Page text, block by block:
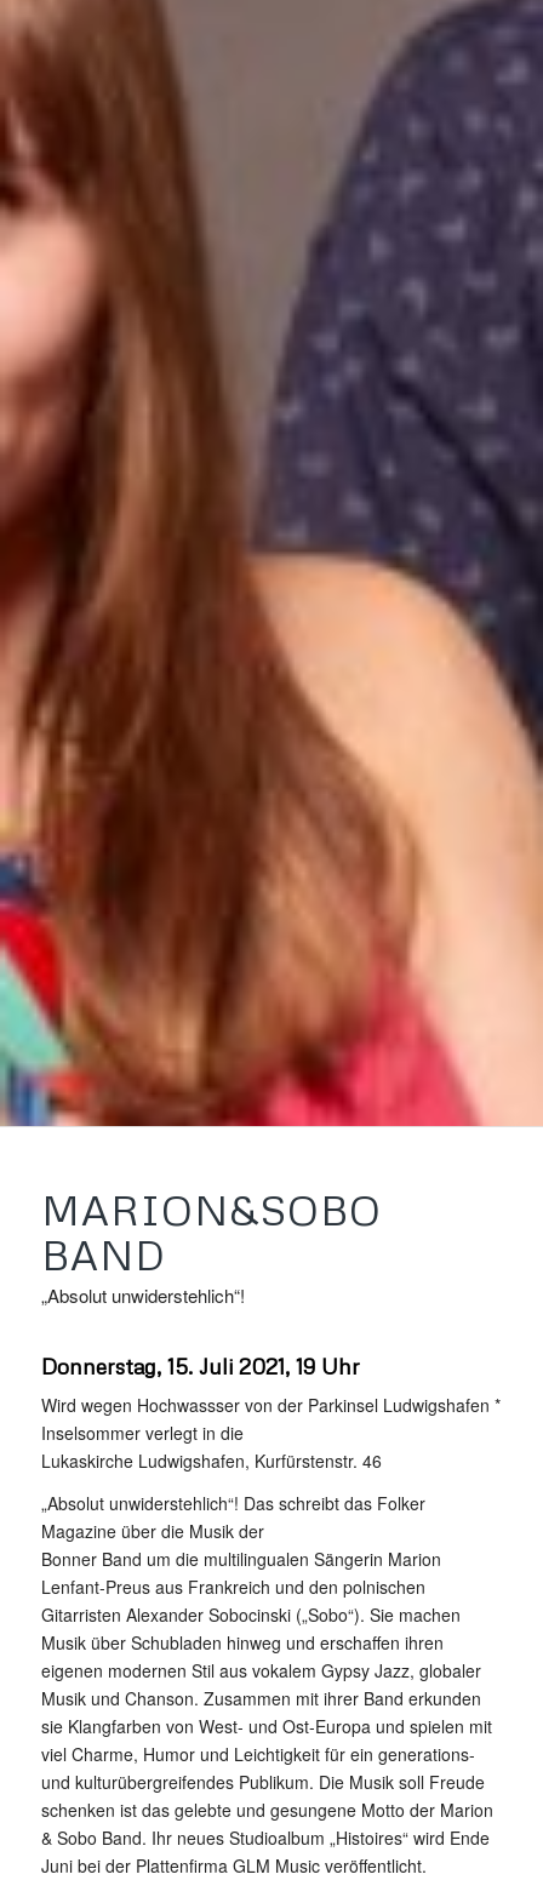
MARION&SOBO
BAND
„Absolut unwiderstehlich“!
Donnerstag, 15. Juli 2021, 19 Uhr
Wird wegen Hochwassser von der Parkinsel Ludwigshafen *
Inselsommer verlegt in die
Lukaskirche Ludwigshafen, Kurfürstenstr. 46
„Absolut unwiderstehlich“! Das schreibt das Folker
Magazine über die Musik der
Bonner Band um die multilingualen Sängerin Marion
Lenfant-Preus aus Frankreich und den polnischen
Gitarristen Alexander Sobocinski („Sobo“). Sie machen
Musik über Schubladen hinweg und erschaffen ihren
eigenen modernen Stil aus vokalem Gypsy Jazz, globaler
Musik und Chanson. Zusammen mit ihrer Band erkunden
sie Klangfarben von West- und Ost-Europa und spielen mit
viel Charme, Humor und Leichtigkeit für ein generations-
und kulturübergreifendes Publikum. Die Musik soll Freude
schenken ist das gelebte und gesungene Motto der Marion
& Sobo Band. Ihr neues Studioalbum „Histoires“ wird Ende
Juni bei der Plattenfirma GLM Music veröffentlicht.